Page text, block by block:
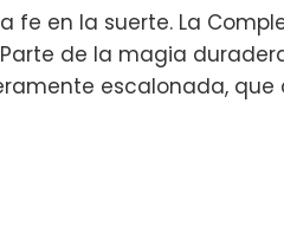
fe en la suerte. La
de la magia
escalonada, que